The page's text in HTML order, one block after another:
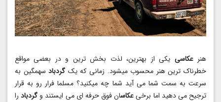
هنر عکاسییکی از بهترین، لذت بخش ترین و در بعضی مواقع
خطرناک ترین هنر محسوب میشود. زمانی که یک گردبادسهمگین به
سرعت به سمت شما می آید شما چه میکنید؟ مسلما فرار رو به قرار
ترجیح می دهید اما برخیعکاسان فوق حرفه ای می ایستند وگردبادرا